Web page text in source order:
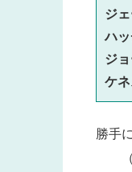
ジ
ハ
ジ
勝手
（